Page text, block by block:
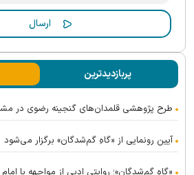
پربازدیدترین
طرح پژوهشی قلمدان‌های گنجینه رضوی در
آیین رونمایی از «گاهِ گم‌شدگان» برگزار می‌شود
«گاهِ گم‌شدگان»؛ روایتی ادبی از مواجهه با